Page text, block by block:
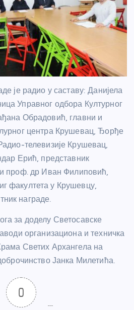
је радио у саставу: Данијела
Управног одбора Културног
Обрадовић, главни и
центра Крушевац, Ђорђе
телевизије Крушевац,
Ерић, представник
проф. др Иван Филиповић,
факултета у Крушевцу,
награде.
за доделу Светосавске
организациона и техничка
Светих Архангела на
Јанка Милетића.
0